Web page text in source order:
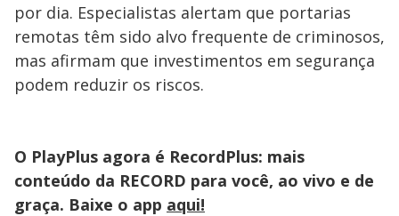
por dia. Especialistas alertam que portarias
remotas têm sido alvo frequente de criminosos,
mas afirmam que investimentos em segurança
podem reduzir os riscos.
O PlayPlus agora é RecordPlus: mais
conteúdo da RECORD para você, ao vivo e de
graça. Baixe o app aqui!